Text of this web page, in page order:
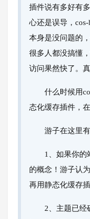
插件说有多好有
心还是误导，cos-
本身是没问题的
很多人都没搞懂
访问果然快了。
什么时候用
态化缓存插件，
游子在这里
1、如果你的
的概念！游子认
再用静态化缓存
2、主题已经